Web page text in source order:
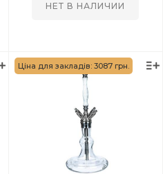
НЕТ В НАЛИЧИИ
Ціна для закладів: 3087 грн.